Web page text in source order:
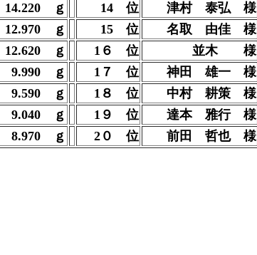
14.220 ｇ 14 位 津村 泰弘 様
12.970 ｇ 15 位 名取 由佳 様
12.620 ｇ 1６ 位 並木 様
9.990 ｇ 1７ 位 神田 雄一 様
9.590 ｇ 1８ 位 中村 耕策 様
9.040 ｇ 1９ 位 達本 雅行 様
8.970 ｇ 2０ 位 前田 哲也 様